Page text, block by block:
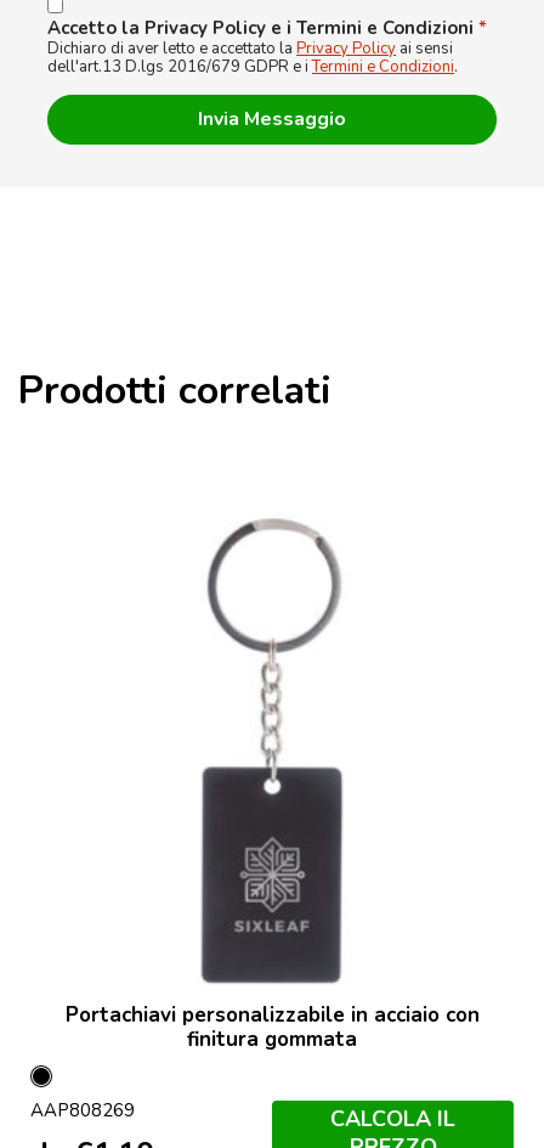
Accetto la Privacy Policy e i Termini e Condizioni *
Dichiaro di aver letto e accettato la Privacy Policy ai sensi
dell'art.13 D.lgs 2016/679 GDPR e iTermini e Condizioni.
Prodotti correlati
Portachiavi personalizzabile in acciaio con
finitura gommata
Nero
AAP808269
CALCOLA IL